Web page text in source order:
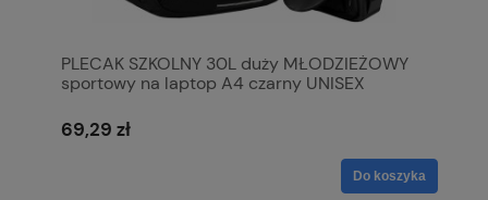
PLECAK SZKOLNY 30L duży MŁODZIEŻOWY
sportowy na laptop A4 czarny UNISEX
69,29 zł
Do koszyka